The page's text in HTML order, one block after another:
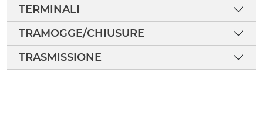
TERMINALI
TRAMOGGE/CHIUSURE
TRASMISSIONE